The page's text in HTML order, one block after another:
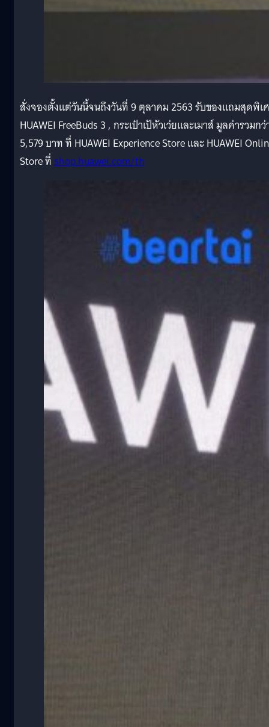
สั่งจองตั้งแต่วันนี้จนถึงวันที่ 9 ตุลาคม 2563 รับของแถมสุดพิเ
HUAWEI FreeBuds 3 , กระเป๋าเป้หัวเว่ยและเมาส์ มูลค่ารวมกว่
5,579 บาท ที่ HUAWEI Experience Store และ HUAWEI
Store ที่shop.huawei.com/th